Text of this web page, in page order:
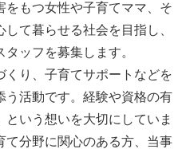
をもつ女性や子育てママ、そ
て暮らせる社会を目指し、
ッフを募集します。
り、子育てサポートなどを
う活動です。経験や資格の有
いう想いを大切にしていま
て分野に関心のある方、当事